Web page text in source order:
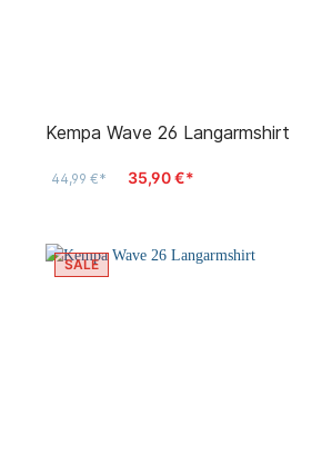
Kempa Wave 26 Langarmshirt
44,99 €* 35,90 €*
SALE